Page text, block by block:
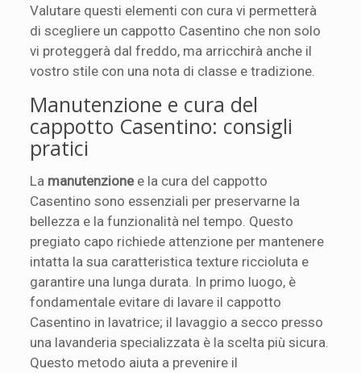
Valutare questi elementi con cura vi permetterà
di scegliere un cappotto Casentino che non solo
vi proteggerà dal freddo, ma arricchirà anche il
vostro stile con una nota di classe e tradizione.
Manutenzione e cura del
cappotto Casentino: consigli
pratici
La manutenzionee la cura del cappotto
Casentino sono essenziali per preservarne la
bellezza e la funzionalità nel tempo. Questo
pregiato capo richiede attenzione per mantenere
intatta la sua caratteristica texture riccioluta e
garantire una lunga durata. In primo luogo, è
fondamentale evitare di lavare il cappotto
Casentino in lavatrice; il lavaggio a secco presso
una lavanderia specializzata è la scelta più sicura.
Questo metodo aiuta a prevenire il